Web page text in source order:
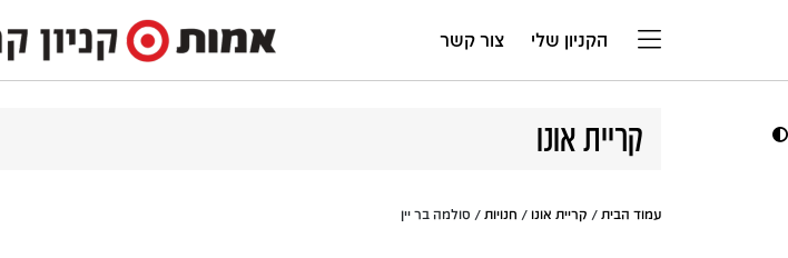
הקניון שלי צור קשר
קריית אונו
עמוד הבית / קריית אונו / חנויות / סולמה בר יין